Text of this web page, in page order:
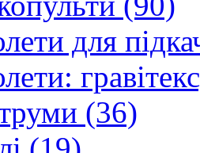
для
(36)